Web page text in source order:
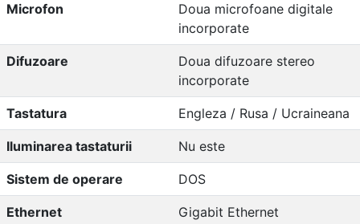
Microfon
Doua microfoane digitale
incorporate
Difuzoare
Doua difuzoare stereo
incorporate
Tastatura Engleza / Rusa / Ucraineana
Iluminarea tastaturii Nu este
Sistem de operare DOS
Ethernet Gigabit Ethernet